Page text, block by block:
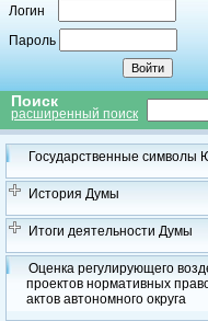
Логин
Пароль
Поиск
расширенный поиск
Государственные символы
История Думы
Итоги деятельности Думы
Оценка регулирующего
проектов нормативных
актов автономного округа